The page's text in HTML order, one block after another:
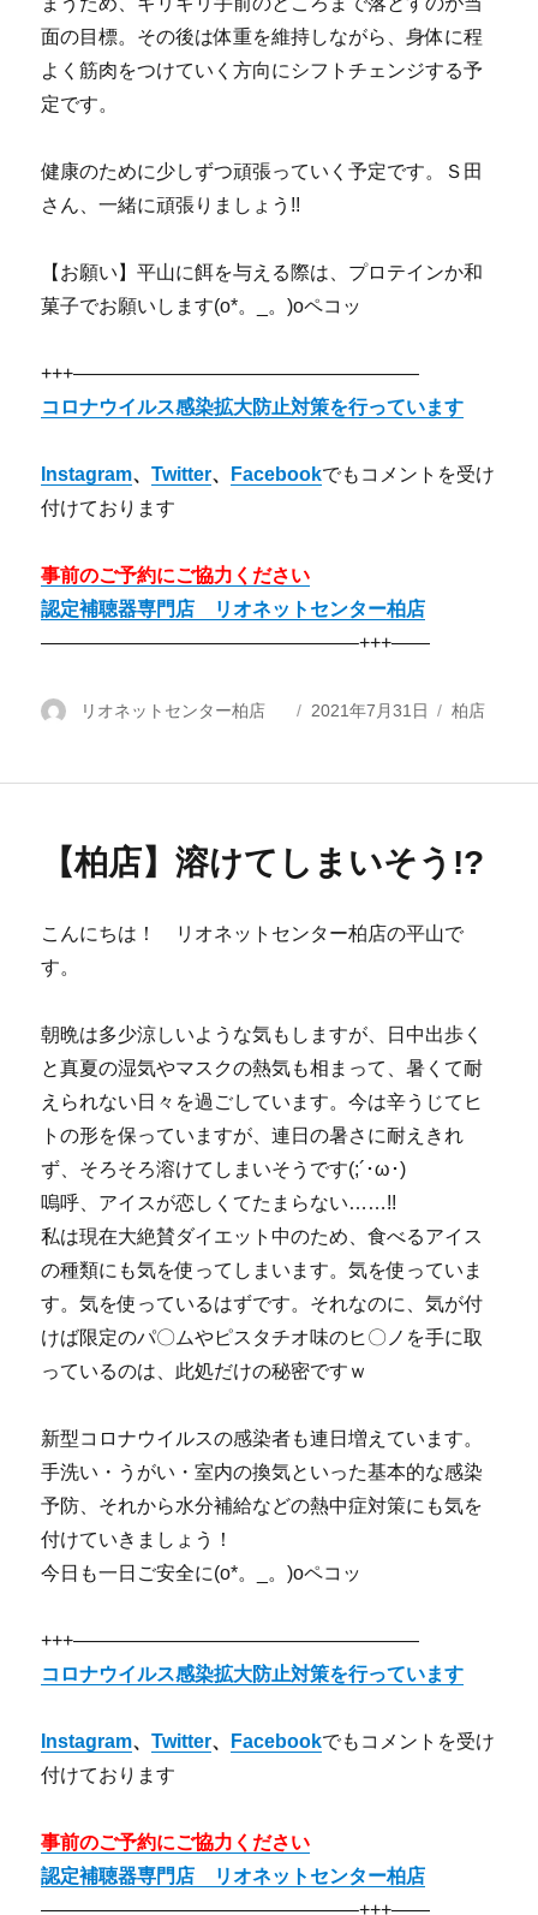
面の目標。その後は体重を維持しながら、身体に程
よく筋肉をつけていく方向にシフトチェンジする予
定です。
健康のために少しずつ頑張っていく予定です。Ｓ田
さん、一緒に頑張りましょう!!
【お願い】平山に餌を与える際は、プロテインか和
菓子でお願いします(o*。_。)oペコッ
+++——————————————————
コロナウイルス感染拡大防止対策を行っています
Instagram、Twitter、 Facebookでもコメントを受け
付けております
事前のご予約にご協力ください
認定補聴器専門店 リオネットセンター柏店
————————————————–+++——
投
リオネットセンター柏店
投
2021年7月31日
カ
柏店
【柏店】溶けてしまいそう!?
こんにちは！ リオネットセンター柏店の平山で
す。
朝晩は多少涼しいような気もしますが、日中出歩く
と真夏の湿気やマスクの熱気も相まって、暑くて耐
えられない日々を過ごしています。今は辛うじてヒ
トの形を保っていますが、連日の暑さに耐えきれ
ず、そろそろ溶けてしまいそうです(;´･ω･)
嗚呼、アイスが恋しくてたまらない……!!
私は現在大絶賛ダイエット中のため、食べるアイス
の種類にも気を使ってしまいます。気を使っていま
す。気を使っているはずです。それなのに、気が付
けば限定のパ〇ムやピスタチオ味のヒ〇ノを手に取
っているのは、此処だけの秘密ですｗ
新型コロナウイルスの感染者も連日増えています。
手洗い・うがい・室内の換気といった基本的な感染
予防、それから水分補給などの熱中症対策にも気を
付けていきましょう！
今日も一日ご安全に(o*。_。)oペコッ
+++——————————————————
コロナウイルス感染拡大防止対策を行っています
Instagram、Twitter、 Facebookでもコメントを受け
付けております
事前のご予約にご協力ください
認定補聴器専門店 リオネットセンター柏店
————————————————–+++——